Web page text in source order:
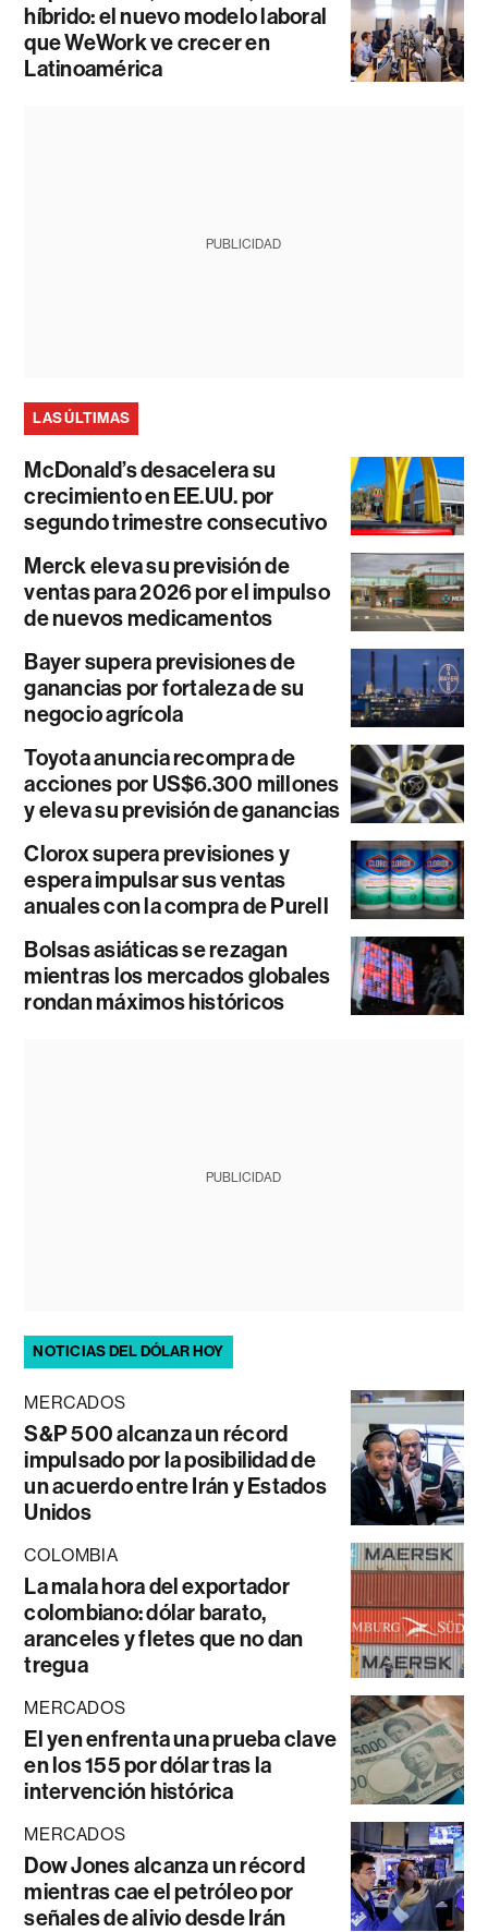
híbrido: el nuevo modelo laboral
que WeWork ve crecer en
Latinoamérica
PUBLICIDAD
LAS ÚLTIMAS
McDonald’s desacelera su
crecimiento en EE.UU. por
segundo trimestre consecutivo
Merck eleva su previsión de
ventas para 2026 por el impulso
de nuevos medicamentos
Bayer supera previsiones de
ganancias por fortaleza de su
negocio agrícola
Toyota anuncia recompra de
acciones por US$6.300 millones
y eleva su previsión de ganancias
Clorox supera previsiones y
espera impulsar sus ventas
anuales con la compra de Purell
Bolsas asiáticas se rezagan
mientras los mercados globales
rondan máximos históricos
PUBLICIDAD
NOTICIAS DEL DÓLAR HOY
MERCADOS
S&P 500 alcanza un récord
impulsado por la posibilidad de
un acuerdo entre Irán y Estados
Unidos
COLOMBIA
La mala hora del exportador
colombiano: dólar barato,
aranceles y fletes que no dan
tregua
MERCADOS
El yen enfrenta una prueba clave
en los 155 por dólar tras la
intervención histórica
MERCADOS
Dow Jones alcanza un récord
mientras cae el petróleo por
señales de alivio desde Irán